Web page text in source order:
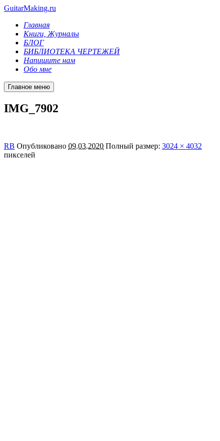
GuitarMaking.ru
Главная
Книги, Журналы
БЛОГ
БИБЛИОТЕКА ЧЕРТЕЖЕЙ
Напишите нам
Обо мне
Главное меню
IMG_7902
RB Опубликовано 09.03.2020 Полный размер: 3024 × 4032
пикселей